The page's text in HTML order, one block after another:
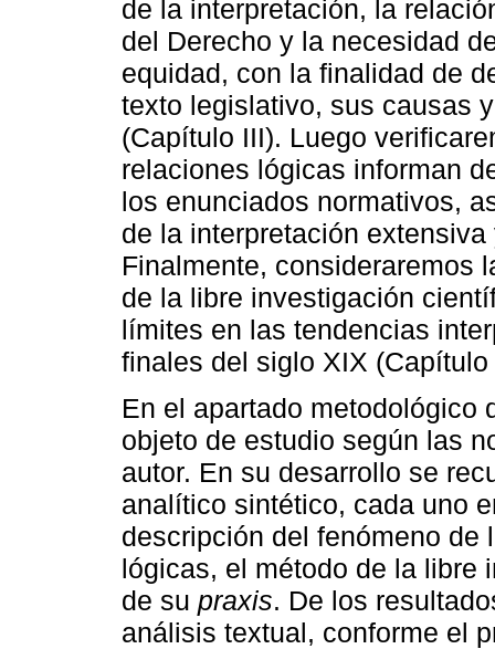
de la interpretación, la
del Derecho y la necesidad
equidad, con la finalidad de
texto legislativo, sus causas
(Capítulo III). Luego
relaciones lógicas informan
los enunciados normativos,
de la interpretación
Finalmente, consideraremos
de la libre investigación
límites en las tendencias
finales del siglo XIX (Capítulo
En el apartado metodológico
objeto de estudio según las
autor. En su desarrollo se
analítico sintético, cada uno
descripción del fenómeno de
lógicas, el método de la libre
de su praxis. De los
análisis textual, conforme el